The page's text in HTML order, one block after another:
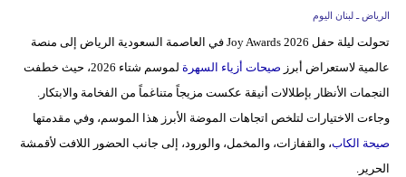
أزياء
إسلامية
علوم
وتكنولوجيا
الرياض ـ لبنان اليوم
تحولت ليلة حفل Joy Awards 2026 في العاصمة السعودية الرياض إلى منصة
عالمية لاستعراض أبرز صيحات أزياء السهرة
لموسم شتاء 2026، حيث خطفت
النجمات الأنظار بإطلالات أنيقة عكست مزيجاً متناغماً من الفخامة والابتكار.
وجاءت الاختيارات لتلخص اتجاهات الموضة الأبرز هذا الموسم، وفي مقدمتها
صيحة الكاب، والقفازات، والمخمل، والورود، إلى جانب الحضور اللافت لأقمشة
الحرير.